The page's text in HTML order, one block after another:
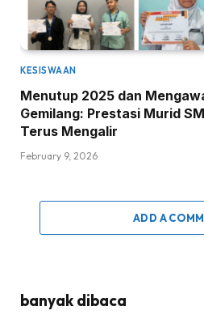
KESISWAAN
Menutup 2025 dan
Gemilang: Prestasi Murid
Terus Mengalir
February 9, 2026
ADD A
banyak dibaca